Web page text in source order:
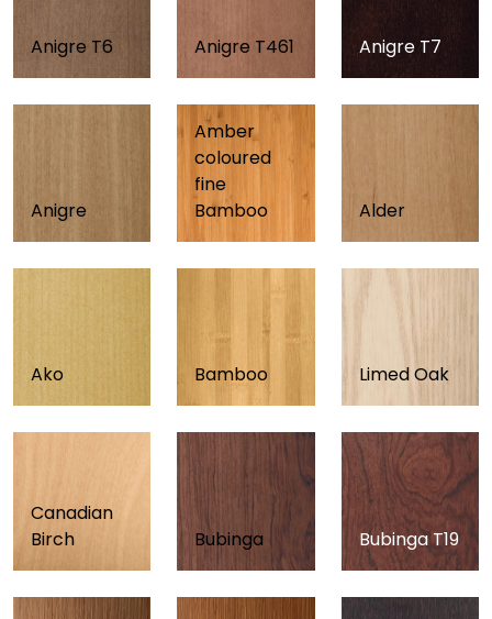
Anigre T6 Anigre T461 Anigre T7
Anigre
Amber
coloured
fine
Bamboo
Alder
Ako Bamboo Limed Oak
Canadian
Birch
Bubinga Bubinga T19